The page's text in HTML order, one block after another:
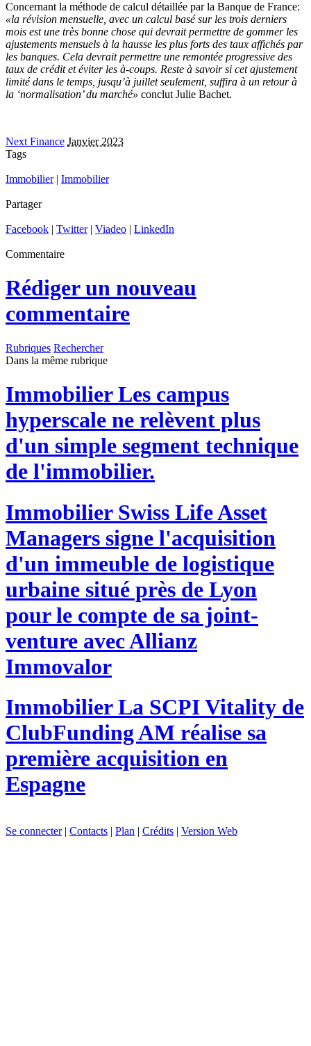
Concernant la méthode de calcul détaillée par la Banque de France:
«la révision mensuelle, avec un calcul basé sur les trois derniers
mois est une très bonne chose qui devrait permettre de gommer les
ajustements mensuels à la hausse les plus forts des taux affichés par
les banques. Cela devrait permettre une remontée progressive des
taux de crédit et éviter les à-coups. Reste à savoir si cet ajustement
limité dans le temps, jusqu’à juillet seulement, suffira à un retour à
la ‘normalisation’ du marché» conclut Julie Bachet.
Next Finance Janvier 2023
Tags
Immobilier| Immobilier
Partager
Facebook | Twitter| Viadeo | LinkedIn
Commentaire
Rédiger un nouveau
commentaire
Rubriques Rechercher
Dans la même rubrique
ImmobilierLes campus
hyperscale ne relèvent plus
d'un simple segment technique
de l'immobilier.
ImmobilierSwiss Life Asset
Managers signe l'acquisition
d'un immeuble de logistique
urbaine situé près de Lyon
pour le compte de sa joint-
venture avec Allianz
Immovalor
ImmobilierLa SCPI Vitality de
ClubFunding AM réalise sa
première acquisition en
Espagne
Se connecter| Contacts | Plan | Crédits | Version Web